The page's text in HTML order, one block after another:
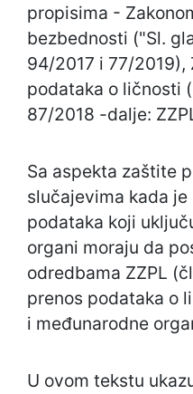
propisima -
bezbednosti ("Sl.
94/2017 i 77/2019),
podataka o ličnosti
87/2018 -dalje:
Sa aspekta zaštite
slučajevima kada
podataka koji
organi moraju da
odredbama ZZPL
prenos podataka o
i međunarodne
U ovom tekstu